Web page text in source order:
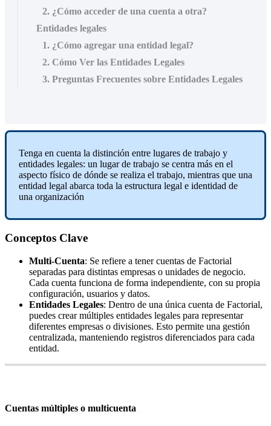
2. ¿Cómo acceder de una cuenta a otra?
Entidades legales
1. ¿Cómo agregar una entidad legal?
2. Cómo Ver las Entidades Legales
3. Preguntas Frecuentes sobre Entidades Legales
Tenga en cuenta la distinción entre lugares de trabajo y
entidades legales: un lugar de trabajo se centra más en el
aspecto físico de dónde se realiza el trabajo, mientras que una
entidad legal abarca toda la estructura legal e identidad de
una organización
Conceptos Clave
Multi-Cuenta: Se refiere a tener cuentas de Factorial
separadas para distintas empresas o unidades de negocio.
Cada cuenta funciona de forma independiente, con su propia
configuración, usuarios y datos.
Entidades Legales: Dentro de una única cuenta de Factorial,
puedes crear múltiples entidades legales para representar
diferentes empresas o divisiones. Esto permite una gestión
centralizada, manteniendo registros diferenciados para cada
entidad.
Cuentas múltiples o multicuenta